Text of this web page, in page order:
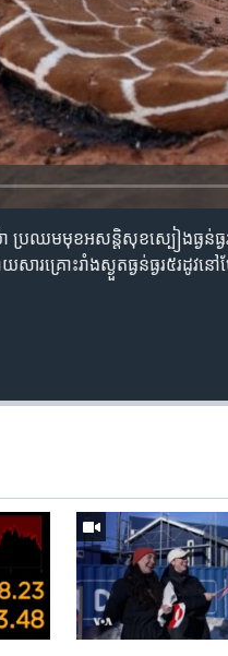
ប្រឈម​មុខ​អសន្តិសុខ​ស្បៀង​ធ្ងន់ធ្
គ្រោះ​រាំង​ស្ងួត​ធ្ងន់ធ្ងរ​៥​រដូវ​ន